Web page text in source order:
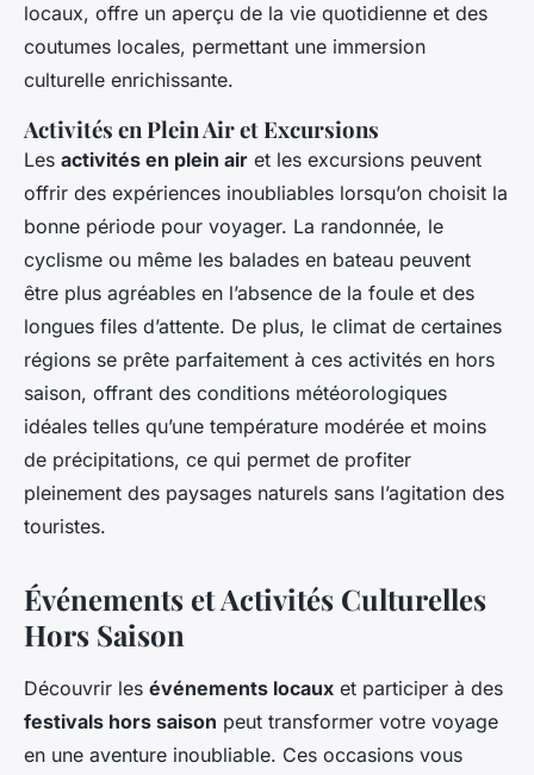
locaux, offre un aperçu de la vie quotidienne et des
coutumes locales, permettant une immersion
culturelle enrichissante.
Activités en Plein Air et Excursions
Les activités en plein air et les excursions peuvent
offrir des expériences inoubliables lorsqu’on choisit la
bonne période pour voyager. La randonnée, le
cyclisme ou même les balades en bateau peuvent
être plus agréables en l’absence de la foule et des
longues files d’attente. De plus, le climat de certaines
régions se prête parfaitement à ces activités en hors
saison, offrant des conditions météorologiques
idéales telles qu’une température modérée et moins
de précipitations, ce qui permet de profiter
pleinement des paysages naturels sans l’agitation des
touristes.
Événements et Activités Culturelles
Hors Saison
Découvrir les événements locaux et participer à des
festivals hors saison peut transformer votre voyage
en une aventure inoubliable. Ces occasions vous